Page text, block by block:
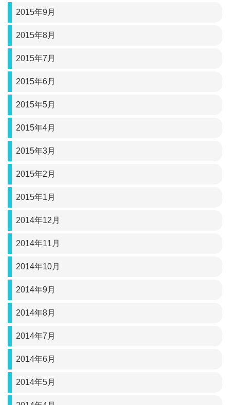
2015年9月
2015年8月
2015年7月
2015年6月
2015年5月
2015年4月
2015年3月
2015年2月
2015年1月
2014年12月
2014年11月
2014年10月
2014年9月
2014年8月
2014年7月
2014年6月
2014年5月